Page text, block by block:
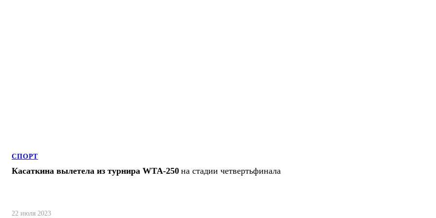
СПОРТ
Касаткина вылетела из турнира WTA-250 на стадии четвертьфинала
22 июля 2023